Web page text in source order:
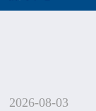
2026-08-03